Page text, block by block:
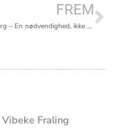
FREM
Egenomsorg – En nødvendighed, ikke en luksus